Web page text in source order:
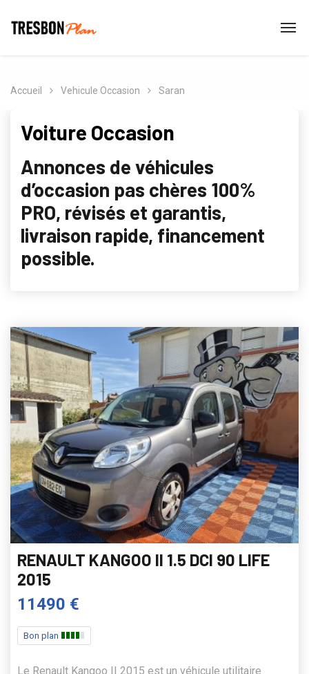
Accueil Vehicule Occasion Saran
Voiture Occasion
Annonces de véhicules
d’occasion pas chères 100%
PRO, révisés et garantis,
livraison rapide, financement
possible.
RENAULT KANGOO II 1.5 DCI 90 LIFE
2015
11490 €
Bon plan
Le Renault Kangoo II 2015 est un véhicule utilitaire